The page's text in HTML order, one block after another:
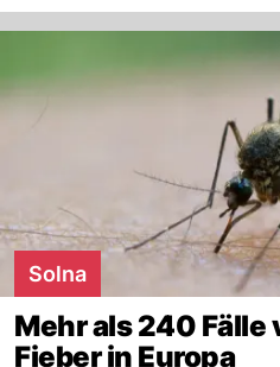
Solna
Mehr als 240 Fälle
Fieber in Europa